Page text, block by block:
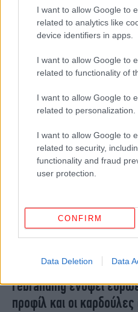
I want to allow Google to
related to analytics like
device identifiers in apps.
I want to allow Google to
related to functionality of
I want to allow Google to
related to personalization.
I want to allow Google to
related to security,
functionality and fraud
user protection.
CONFIRM
Data Deletion Data
ΚΟΣΜΟΣ 12/05/2024 16:38
Φον ντερ Λάιεν σε
Πρεσπών για την
«Λέγε με Ούρσουλα»: Η
rebranding ενόψει
προφίλ και οι